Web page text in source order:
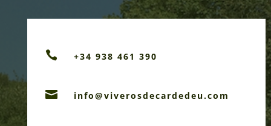
 +34 938 461 390
 info@viverosdecardedeu.com